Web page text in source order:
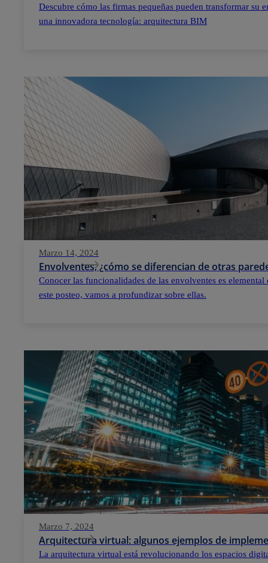
Descubre cómo las firmas pequeñas pueden transformar su
una innovadora tecnología: arquitectura BIM
Marzo 14, 2024
Envolventes, ¿cómo se diferencian de otras
Conocer las funcionalidades de las envolventes es
este posteo, vamos a profundizar sobre ellas.
Marzo 7, 2024
Arquitectura virtual: algunos ejemplos de
La arquitectura virtual está revolucionando los espacios